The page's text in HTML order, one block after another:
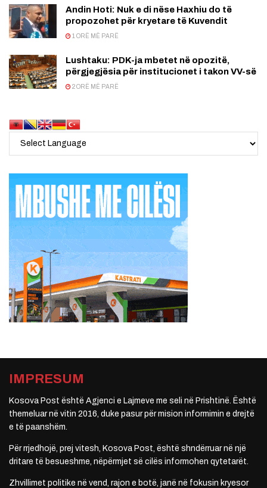
Andin Hoti: Nuk e di nëse Haxhiu do të
propozohet për kryetare të Kuvendit
1 ORË MË PARË
Lushtaku: PDK-ja mbetet në opozitë,
përgjegjësia për institucionet i takon VV-së
2 ORË MË PARË
IMPRESUM
Kosova Post është Agjenci e Lajmeve me seli në Prishtinë. Është
themeluar në vitin 2016, duke pasur për mision informimin e drejtë
e të paanshëm.
Për rrjedhojë, prej vitesh, Kosova Post, është shndërruar në një
dritare të besueshme, nëpërmjet së cilës informohen qytetarët.
Zhvillimet politike në vend, rajon e botë, janë në fokusin kryesor